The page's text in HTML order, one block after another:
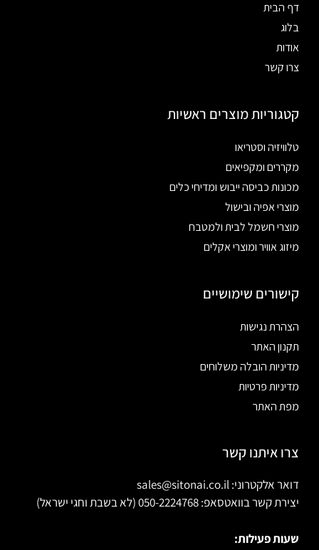
דף הבית
בלוג
אודות
צרו קשר
קטגוריות מוצרים ראשיות
טלוויזיה וסטריאו
מקררים ומקפיאים
מכונות כביסה ייבוש ומדיחי כלים
מוצרי אפיה ובישול
מוצרי חשמל לבית ולמטבח
מיזוג אוויר ומוצרי אקלים
קישורים שימושיים
הצהרת נגישות
תקנון האתר
מדיניות הובלה משלוחים
מדיניות פרטיות
מפת האתר
צרו איתנו קשר
דואר אלקטרוני: sales@sitonai.co.il
יצירת קשר בוואטסאפ: 050-2224768 (לא בשבת וחגי ישראל)
שעות פעילות: